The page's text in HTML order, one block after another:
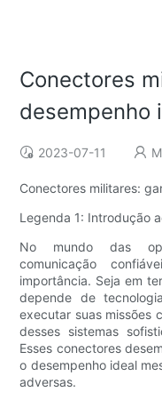
Conectores
desempenho
2023-07-11
Conectores militares:
Legenda 1: Introdução
No mundo das
comunicação
importância. Seja em
depende de
executar suas missões
desses sistemas
Esses conectores
o desempenho ideal
adversas.